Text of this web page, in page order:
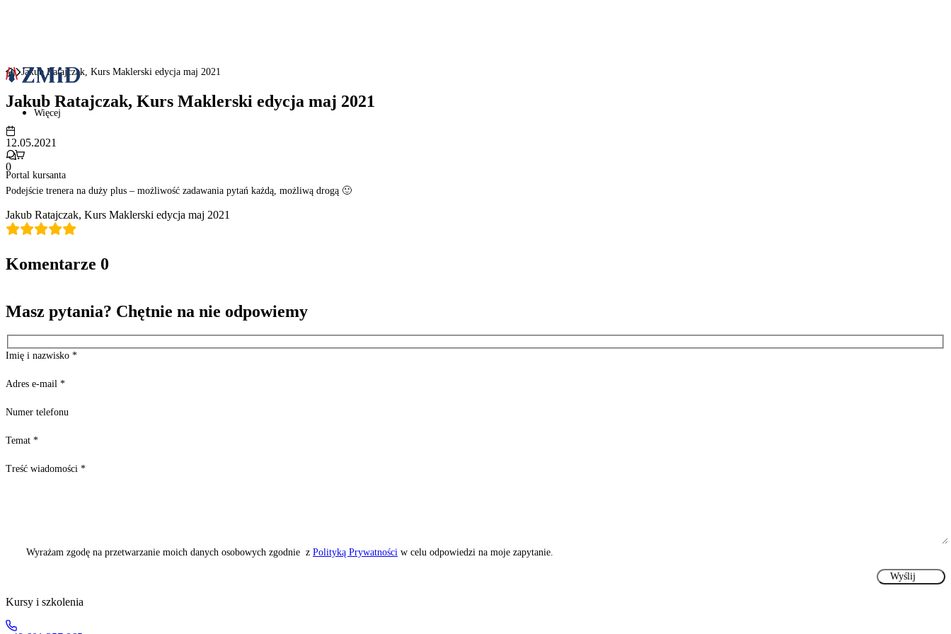
Więcej
Portal kursanta
Jakub Ratajczak, Kurs Maklerski edycja maj 2021
Jakub Ratajczak, Kurs Maklerski edycja maj 2021
12.05.2021
0
Podejście trenera na duży plus – możliwość zadawania pytań każdą, możliwą drogą 🙂
Jakub Ratajczak, Kurs Maklerski edycja maj 2021
Komentarze 0
Masz pytania? Chętnie na nie odpowiemy
Imię i nazwisko *
Adres e-mail *
Numer telefonu
Temat *
Treść wiadomości *
Wyrażam zgodę na przetwarzanie moich danych osobowych zgodnie z Polityką Prywatności w celu odpowiedzi na moje zapytanie.
Kursy i szkolenia